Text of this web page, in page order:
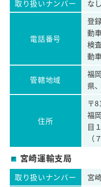
取り扱いナンバー なし
電話番号
登
動
検
動
管轄地域
福
県
住所
〒
福
目
（
宮崎運輸支局
取り扱いナンバー
宮